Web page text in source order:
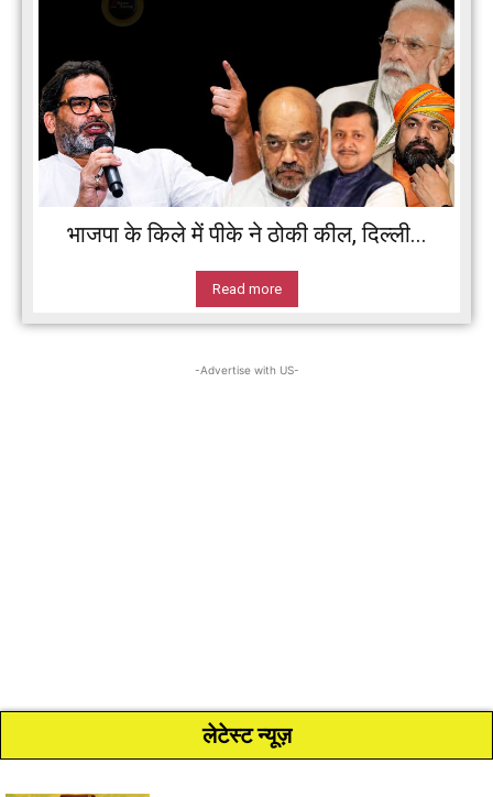
भाजपा के किले में पीके ने ठोकी कील, दिल्ली...
Read more
-Advertise with US-
लेटेस्ट न्यूज़